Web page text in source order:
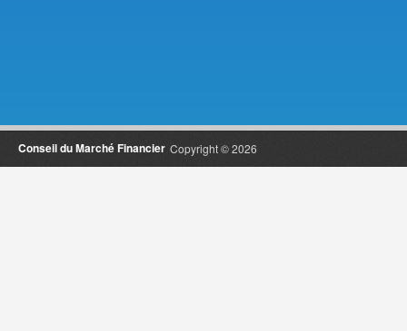
Copyright © 2026
Conseil du Marché Financier